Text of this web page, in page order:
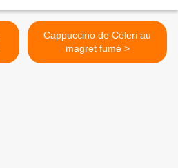
Cappuccino de Céleri au
magret fumé >